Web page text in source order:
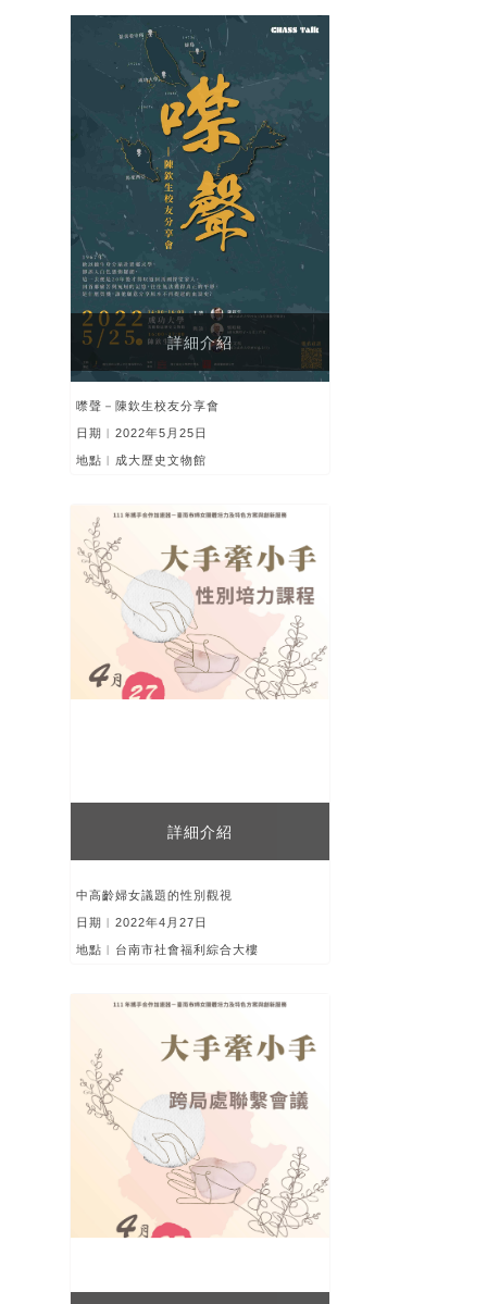
詳細介紹
噤聲－陳欽生校友分享會
日期︱2022年5月25日
地點︱成大歷史文物館
詳細介紹
中高齡婦女議題的性別觀視
日期︱2022年4月27日
地點︱台南市社會福利綜合大樓